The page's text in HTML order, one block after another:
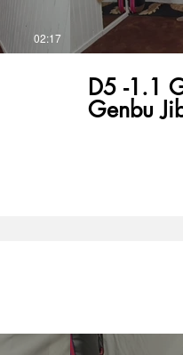
02:17
D5 -1.1
Genbu